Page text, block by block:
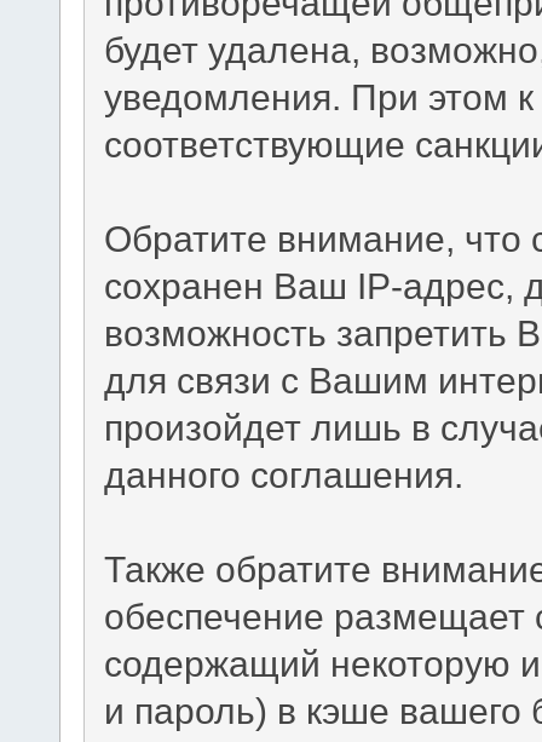
будет удалена,
уведомления. При этом
соответствующие
Обратите внимание,
сохранен Ваш IP-адрес,
возможность запретить
для связи с Вашим
произойдет лишь в
данного соглашения.
Также обратите
обеспечение
содержащий некоторую
и пароль) в кэше вашего